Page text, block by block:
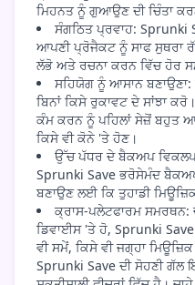
ਮਿਹਨਤ ਨੂੰ ਗੁਆਉਣ ਦੀ ਚਿੰਤਾ
ਸੰਗਠਿਤ ਪ੍ਰਵਾਹ: Sprunki
ਆਪਣੀ ਪ੍ਰੋਜੈਕਟ ਨੂੰ ਸਾਫ ਸੁਥਰਾ
ਲੱਭੋ ਅਤੇ ਰਚਨਾ ਕਰਨ ਵਿੱਚ ਹੋਰ
ਸਹਿਯੋਗ ਨੂੰ ਆਸਾਨ
ਬਿਨਾਂ ਕਿਸੇ ਰੁਕਾਵਟ ਦੇ ਸਾਂਝਾ
ਕੰਮ ਕਰਨ ਨੂੰ ਪਹਿਲਾਂ ਸੇਜ਼ੋਂ ਬਹੁਤ
ਕਿਸੇ ਵੀ ਕੋਨੇ 'ਤੇ ਹੋਣ।
ਉੱਚ ਪੱਧਰ ਦੇ ਬੈਕਅਪ
Sprunki Save ਭਰੋਸੇਮੰਦ
ਬਣਾਉਣ ਲਈ ਕਿ ਤੁਹਾਡੀ
ਕ੍ਰਾਸ-ਪਲੇਟਫਾਰਮ ਸਮਰਥਨ:
ਡਿਵਾਈਸ 'ਤੇ ਹੋ, Sprunki
ਵੀ ਸਮੇਂ, ਕਿਸੇ ਵੀ ਜਗ੍ਹਾ
Sprunki Save ਦੀ ਸੋਹਣੀ